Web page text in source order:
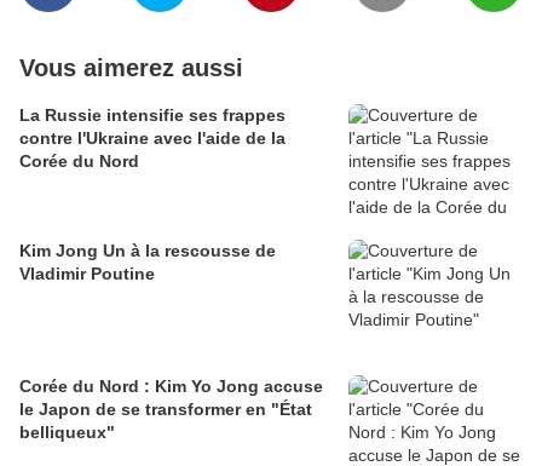
Vous aimerez aussi
La Russie intensifie ses frappes
contre l'Ukraine avec l'aide de la
Corée du Nord
Kim Jong Un à la rescousse de
Vladimir Poutine
Corée du Nord : Kim Yo Jong accuse
le Japon de se transformer en "État
belliqueux"